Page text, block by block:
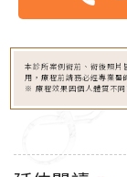
本診所案例術前、術後照片
用，療程前請務必經專業醫
※ 療程效果因個人體質不同